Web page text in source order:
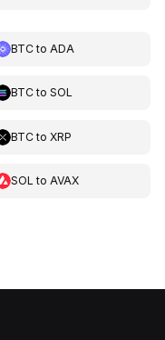
BTCto ADA
BTCto SOL
BTCto XRP
SOL to AVAX